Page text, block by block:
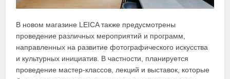
В новом магазине LEICA также предусмотрены
проведение различных мероприятий и программ,
направленных на развитие фотографического искусства
и культурных инициатив. В частности, планируется
проведение мастер-классов, лекций и выставок, которые